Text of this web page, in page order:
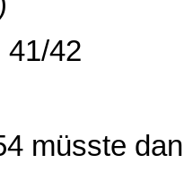
41/42
müsste